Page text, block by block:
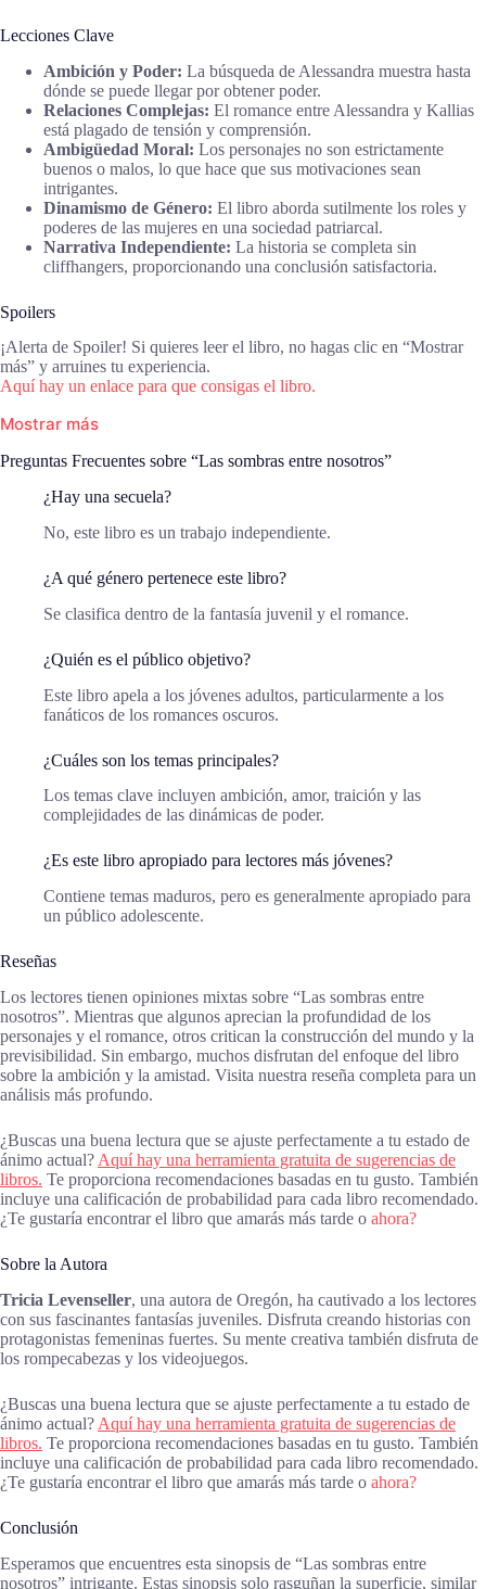
Lecciones Clave
Ambición y Poder: La búsqueda de Alessandra muestra hasta
dónde se puede llegar por obtener poder.
Relaciones Complejas: El romance entre Alessandra y Kallias
está plagado de tensión y comprensión.
Ambigüedad Moral: Los personajes no son estrictamente
buenos o malos, lo que hace que sus motivaciones sean
intrigantes.
Dinamismo de Género: El libro aborda sutilmente los roles y
poderes de las mujeres en una sociedad patriarcal.
Narrativa Independiente: La historia se completa sin
cliffhangers, proporcionando una conclusión satisfactoria.
Spoilers
¡Alerta de Spoiler! Si quieres leer el libro, no hagas clic en “Mostrar
más” y arruines tu experiencia.
Aquí hay un enlace para que consigas el libro.
Mostrar más
Preguntas Frecuentes sobre “Las sombras entre nosotros”
¿Hay una secuela?
No, este libro es un trabajo independiente.
¿A qué género pertenece este libro?
Se clasifica dentro de la fantasía juvenil y el romance.
¿Quién es el público objetivo?
Este libro apela a los jóvenes adultos, particularmente a los
fanáticos de los romances oscuros.
¿Cuáles son los temas principales?
Los temas clave incluyen ambición, amor, traición y las
complejidades de las dinámicas de poder.
¿Es este libro apropiado para lectores más jóvenes?
Contiene temas maduros, pero es generalmente apropiado para
un público adolescente.
Reseñas
Los lectores tienen opiniones mixtas sobre “Las sombras entre
nosotros”. Mientras que algunos aprecian la profundidad de los
personajes y el romance, otros critican la construcción del mundo y la
previsibilidad. Sin embargo, muchos disfrutan del enfoque del libro
sobre la ambición y la amistad. Visita nuestra reseña completa para un
análisis más profundo.
¿Buscas una buena lectura que se ajuste perfectamente a tu estado de
ánimo actual? Aquí hay una herramienta gratuita de sugerencias de
libros. Te proporciona recomendaciones basadas en tu gusto. También
incluye una calificación de probabilidad para cada libro recomendado.
¿Te gustaría encontrar el libro que amarás más tarde o ahora?
Sobre la Autora
Tricia Levenseller, una autora de Oregón, ha cautivado a los lectores
con sus fascinantes fantasías juveniles. Disfruta creando historias con
protagonistas femeninas fuertes. Su mente creativa también disfruta de
los rompecabezas y los videojuegos.
¿Buscas una buena lectura que se ajuste perfectamente a tu estado de
ánimo actual? Aquí hay una herramienta gratuita de sugerencias de
libros. Te proporciona recomendaciones basadas en tu gusto. También
incluye una calificación de probabilidad para cada libro recomendado.
¿Te gustaría encontrar el libro que amarás más tarde o ahora?
Conclusión
Esperamos que encuentres esta sinopsis de “Las sombras entre
nosotros” intrigante. Estas sinopsis solo rasguñan la superficie, similar